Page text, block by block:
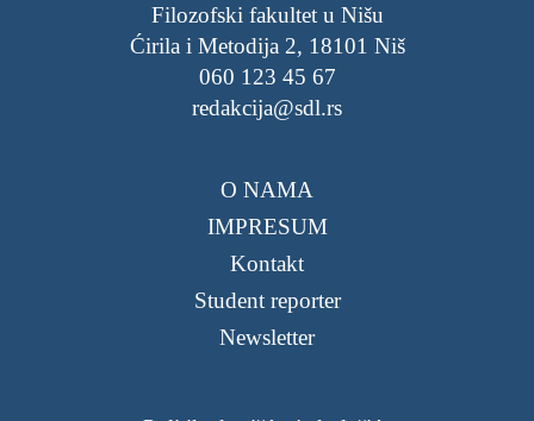
Filozofski fakultet u Nišu
Ćirila i Metodija 2, 18101 Niš
060 123 45 67
redakcija@sdl.rs
O NAMA
IMPRESUM
Kontakt
Student reporter
Newsletter